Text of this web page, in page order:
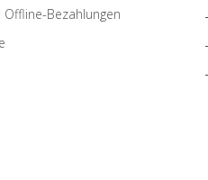
Bezahlungen